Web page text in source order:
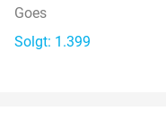
Goes
Solgt: 1.399